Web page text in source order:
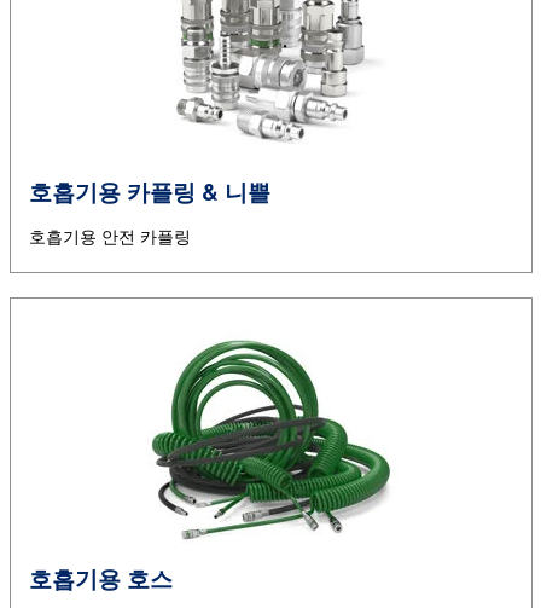
호흡기용 카플링 & 니쁠
호흡기용 안전 카플링
호흡기용 호스